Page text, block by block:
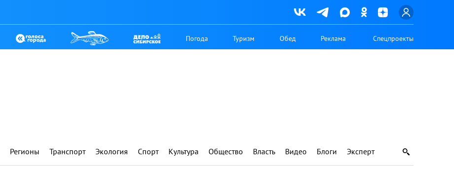
Погода Туризм Обед Реклама Спецпроекты
Регионы Транспорт Экология Спорт Культура Общество Власть Видео Блоги Эксперт